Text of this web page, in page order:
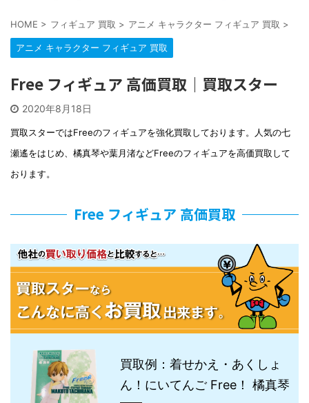
HOME > フィギュア 買取 > アニメ キャラクター フィギュア 買取 >
アニメ キャラクター フィギュア 買取
Free フィギュア 高価買取｜買取スター
2020年8月18日
買取スターではFreeのフィギュアを強化買取しております。人気の七
瀬遙をはじめ、橘真琴や葉月渚などFreeのフィギュアを高価買取して
おります。
Free フィギュア 高価買取
買取例：着せかえ・あくしょ
ん！にいてんご Free！ 橘真琴